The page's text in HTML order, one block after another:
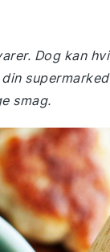
Dog kan
smag.